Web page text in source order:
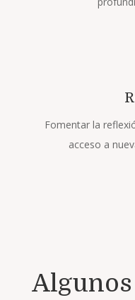
Fomentar la
acceso a